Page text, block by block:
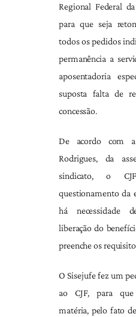
Regional Federal
para que seja
todos os pedidos
permanência a
aposentadoria
suposta falta de
concessão.
De acordo com a
Rodrigues, da
sindicato, o
questionamento da
há necessidade
liberação do
preenche os
O Sisejufe fez um
ao CJF, para que
matéria, pelo fato